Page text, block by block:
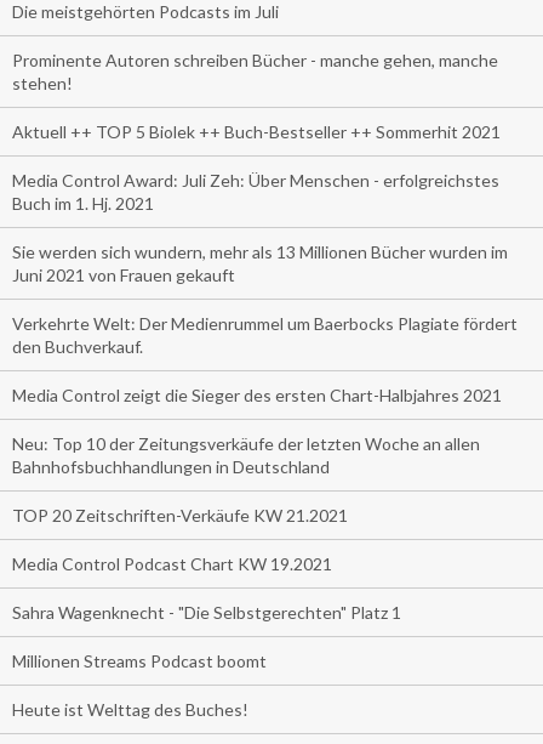
Die meistgehörten Podcasts im Juli
Prominente Autoren schreiben Bücher - manche gehen, manche
stehen!
Aktuell ++ TOP 5 Biolek ++ Buch-Bestseller ++ Sommerhit 2021
Media Control Award: Juli Zeh: Über Menschen - erfolgreichstes
Buch im 1. Hj. 2021
Sie werden sich wundern, mehr als 13 Millionen Bücher wurden im
Juni 2021 von Frauen gekauft
Verkehrte Welt: Der Medienrummel um Baerbocks Plagiate fördert
den Buchverkauf.
Media Control zeigt die Sieger des ersten Chart-Halbjahres 2021
Neu: Top 10 der Zeitungsverkäufe der letzten Woche an allen
Bahnhofsbuchhandlungen in Deutschland
TOP 20 Zeitschriften-Verkäufe KW 21.2021
Media Control Podcast Chart KW 19.2021
Sahra Wagenknecht - "Die Selbstgerechten" Platz 1
Millionen Streams Podcast boomt
Heute ist Welttag des Buches!